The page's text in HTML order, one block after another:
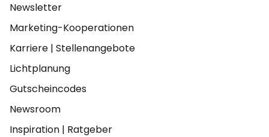
Newsletter
Marketing-Kooperationen
Karriere | Stellenangebote
Lichtplanung
Gutscheincodes
Newsroom
Inspiration | Ratgeber